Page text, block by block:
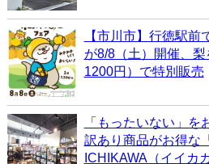
【市川市】行徳駅前
が8/8（土）開催、
1200円）で特別販売
「もったいない」を
訳あり商品がお得な
ICHIKAWA（イイカ